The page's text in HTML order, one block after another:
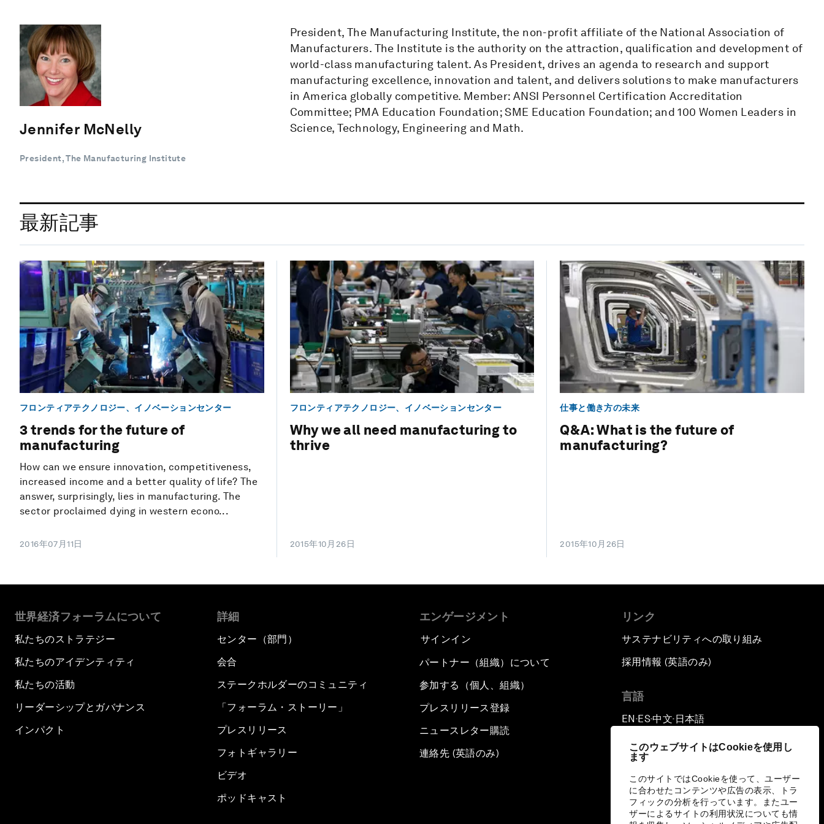
このウェブサイトはCookieを使用し
ます
このサイトではCookieを使って、ユーザー
に合わせたコンテンツや広告の表示、トラ
フィックの分析を行っています。またユー
ザーによるサイトの利用状況についても情
Jennifer McNelly
President, The Manufacturing Institute
President, The Manufacturing Institute, the non-profit affiliate of the National Association of
Manufacturers. The Institute is the authority on the attraction, qualification and development of
world-class manufacturing talent. As President, drives an agenda to research and support
manufacturing excellence, innovation and talent, and delivers solutions to make manufacturers
in America globally competitive. Member: ANSI Personnel Certification Accreditation
Committee; PMA Education Foundation; SME Education Foundation; and 100 Women Leaders in
Science, Technology, Engineering and Math.
最新記事
フロンティアテクノロジー、イノベーションセンター
3 trends for the future of
manufacturing
How can we ensure innovation, competitiveness,
increased income and a better quality of life? The
answer, surprisingly, lies in manufacturing. The
sector proclaimed dying in western econo...
2016年07月11日
フロンティアテクノロジー、イノベーションセンター
Why we all need manufacturing to
thrive
2015年10月26日
仕事と働き方の未来
Q&A: What is the future of
manufacturing?
2015年10月26日
世界経済フォーラムについて
私たちのストラテジー
私たちのアイデンティティ
私たちの活動
リーダーシップとガバナンス
インパクト
詳細
センター（部門）
会合
ステークホルダーのコミュニティ
「フォーラム・ストーリー」
プレスリリース
フォトギャラリー
ビデオ
ポッドキャスト
エンゲージメント
サインイン
パートナー（組織）について
参加する（個人、組織）
プレスリリース登録
ニュースレター購読
連絡先 (英語のみ)
リンク
サステナビリティへの取り組み
採用情報 (英語のみ)
言語
EN ▪ ES▪中文▪ 日本語